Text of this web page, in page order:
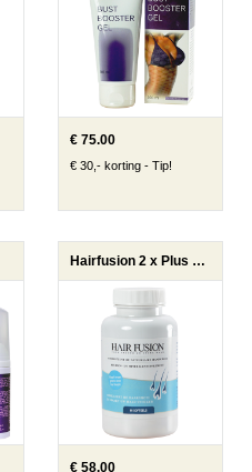
€ 75.00
€ 30,- korting - Tip!
Hairfusion 2 x Plus 1 gratis
€ 58.00